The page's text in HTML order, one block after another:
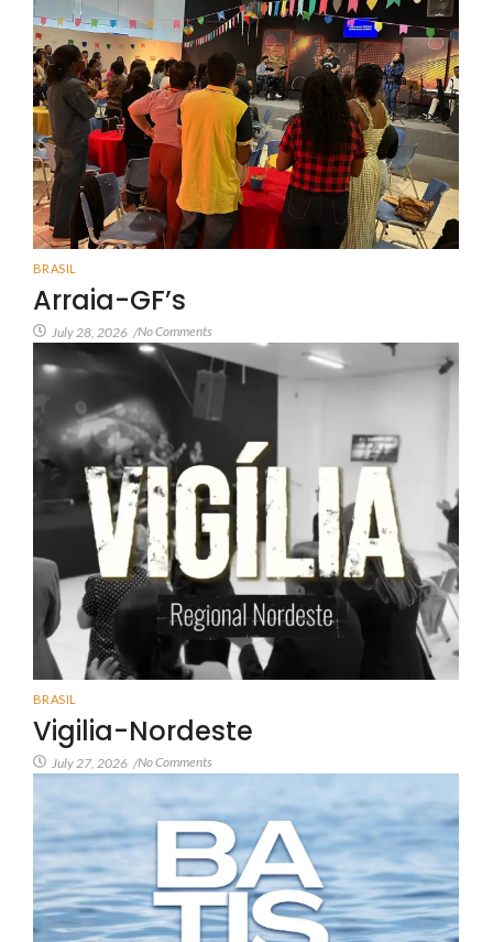
BRASIL
Arraia-GF’s
July 28, 2026 /No Comments
BRASIL
Vigilia-Nordeste
July 27, 2026 /No Comments